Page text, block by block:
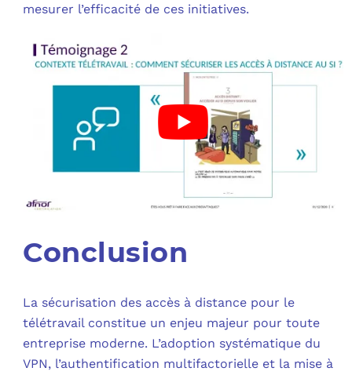
mesurer l’efficacité de ces initiatives.
Conclusion
La sécurisation des accès à distance pour le
télétravail constitue un enjeu majeur pour toute
entreprise moderne. L’adoption systématique du
VPN, l’authentification multifactorielle et la mise à